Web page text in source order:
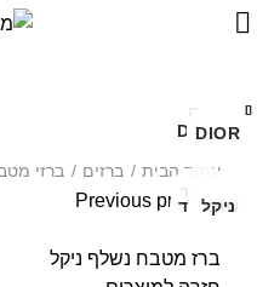
DIOR
לחצו להגדלה
עמוד הבית ברזים ברזי
Previous product
ברז מטבח נשלף ניקל
DIOR
ניקל
DIOR
ניקל
DIOR
רוז גולד
DIOR
לבן
DIOR
ניקל
DIOR
שחור
DIOR
שחור
DIOR
ניקל